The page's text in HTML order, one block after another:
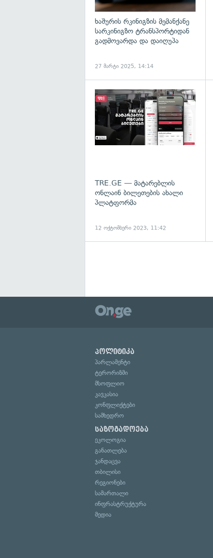
ხაშურის რკინიგზის მემანქანე
სარკინიგზო ტრანსპორტიდან
გადმოვარდა და დაიღუპა
27 მარტი 2025, 14:14
TRE.GE — მატარებლის
ონლაინ ბილეთების ახალი
პლატფორმა
12 ოქტომბერი 2023, 11:42
პოლიტიკა
პარლამენტი
ტერორიზმი
მსოფლიო
კავკასია
კონფლიქტები
სამხედრო
საზოგადოება
ეკოლოგია
განათლება
ჯანდაცვა
თბილისი
რეგიონები
სამართალი
ინფრასტრუქტურა
მედია